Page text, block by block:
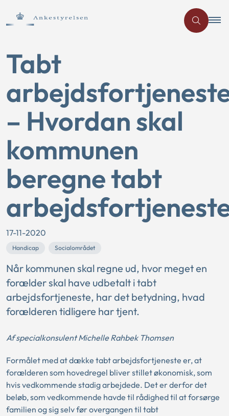
Tabt
– Hvordan skal
kommunen
beregne tabt
17-11-2020
Handicap Socialområdet
Når kommunen skal regne ud, hvor meget en
forælder skal have udbetalt i tabt
arbejdsfortjeneste, har det betydning, hvad
forælderen tidligere har tjent.
Af specialkonsulent Michelle Rahbek Thomsen
Formålet med at dække tabt arbejdsfortjeneste er, at
forælderen som hovedregel bliver stillet økonomisk, som
hvis vedkommende stadig arbejdede. Det er derfor det
beløb, som vedkommende havde til rådighed til at forsørge
familien og sig selv før overgangen til tabt